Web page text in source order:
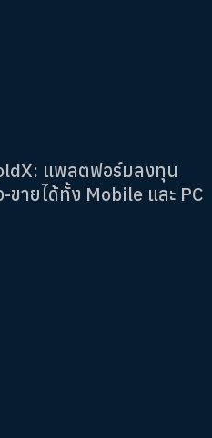
แพลตฟอร์มลงทุน
ายได้ทั้ง Mobile และ PC